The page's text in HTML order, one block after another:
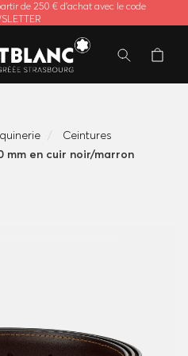
de 250 € d'achat avec le code
Ceintures
mm en cuir noir/marron